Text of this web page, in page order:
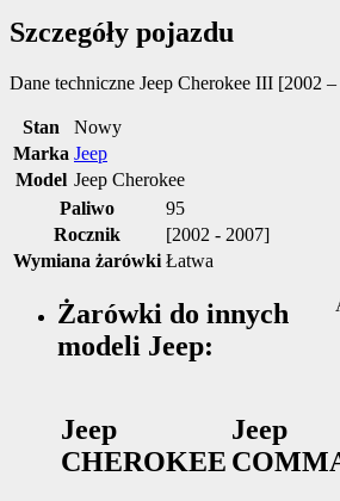
Szczegóły pojazdu
Dane techniczne Jeep Cherokee III [2002
Stan
Nowy
Marka Jeep
Model Jeep Cherokee
Paliwo
95
Rocznik
[2002 - 2007]
Wymiana żarówki Łatwa
Żarówki do innych
modeli Jeep:
Jeep
CHEROKEE
Jeep